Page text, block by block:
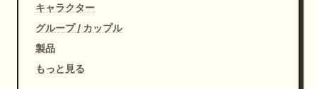
キャラクター
グループ / カップル
製品
もっと見る